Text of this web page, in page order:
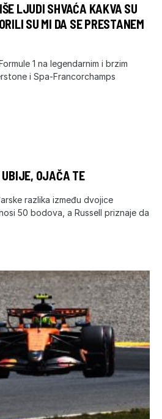
LJUDI SHVAĆA KAKVA SU
SU MI DA SE PRESTANEM
1 na legendarnim i brzim
i Spa-Francorchamps
UBIJE, OJAČA TE
razlika između dvojice
50 bodova, a Russell priznaje da